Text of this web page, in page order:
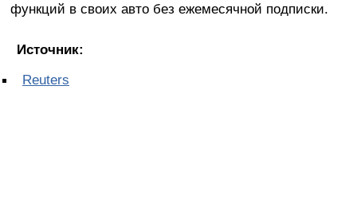
функций в своих авто без ежемесячной подписки.
Источник:
Reuters